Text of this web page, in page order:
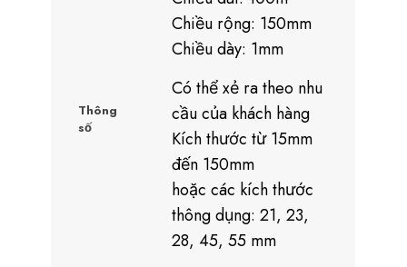
Thông
số
Chiều rộng: 150mm
Chiều dày: 1mm
Có thể xẻ ra theo nhu
cầu của khách hàng
Kích thước từ 15mm
đến 150mm
hoặc các kích thước
thông dụng: 21, 23,
28, 45, 55 mm